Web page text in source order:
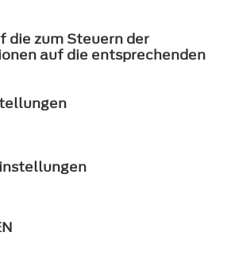
die zum Steuern der
auf die entsprechenden